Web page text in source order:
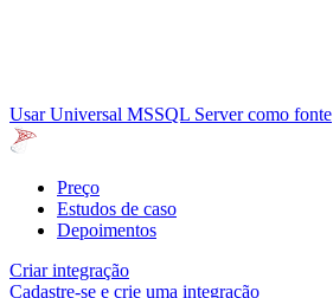
Usar Universal MSSQL Server como fonte
Preço
Estudos de caso
Depoimentos
Criar integração
Cadastre-se e crie uma integração